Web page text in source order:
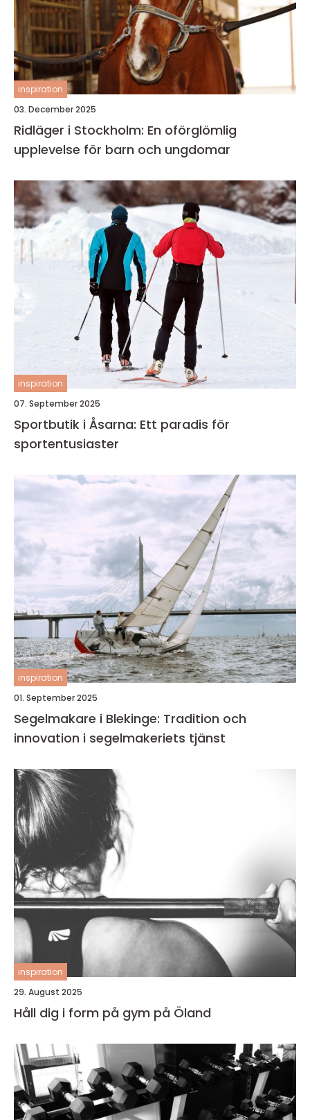
inspiration
03. December 2025
Ridläger i Stockholm: En oförglömlig
upplevelse för barn och ungdomar
inspiration
07. September 2025
Sportbutik i Åsarna: Ett paradis för
sportentusiaster
inspiration
01. September 2025
Segelmakare i Blekinge: Tradition och
innovation i segelmakeriets tjänst
inspiration
29. August 2025
Håll dig i form på gym på Öland